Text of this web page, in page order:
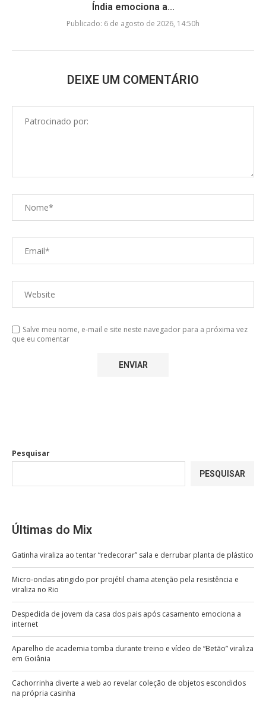
Índia emociona a...
Publicado: 6 de agosto de 2026, 14:50h
DEIXE UM COMENTÁRIO
Salve meu nome, e-mail e site neste navegador para a próxima vez
que eu comentar
Pesquisar
PESQUISAR
Últimas do Mix
Gatinha viraliza ao tentar “redecorar” sala e derrubar planta de plástico
Micro-ondas atingido por projétil chama atenção pela resistência e
viraliza no Rio
Despedida de jovem da casa dos pais após casamento emociona a
internet
Aparelho de academia tomba durante treino e vídeo de “Betão” viraliza
em Goiânia
Cachorrinha diverte a web ao revelar coleção de objetos escondidos
na própria casinha